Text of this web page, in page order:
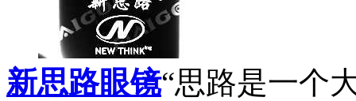
新思路眼镜“思路是一个